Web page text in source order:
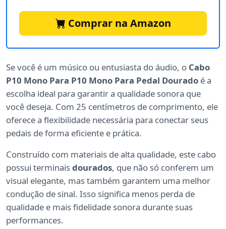
Comprar na Amazon
Se você é um músico ou entusiasta do áudio, o Cabo
P10 Mono Para P10 Mono Para Pedal Dourado é a
escolha ideal para garantir a qualidade sonora que
você deseja. Com 25 centímetros de comprimento, ele
oferece a flexibilidade necessária para conectar seus
pedais de forma eficiente e prática.
Construído com materiais de alta qualidade, este cabo
possui terminaisdourados, que não só conferem um
visual elegante, mas também garantem uma melhor
condução de sinal. Isso significa menos perda de
qualidade e mais fidelidade sonora durante suas
performances.